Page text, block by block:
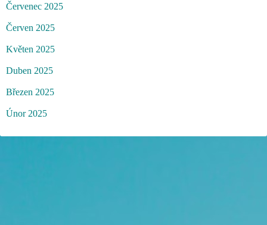
Červenec 2025
Červen 2025
Květen 2025
Duben 2025
Březen 2025
Únor 2025